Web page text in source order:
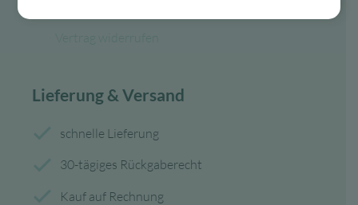
Lieferung & Versand
schnelle Lieferung
30-tägiges Rückgaberecht
Kauf auf Rechnung